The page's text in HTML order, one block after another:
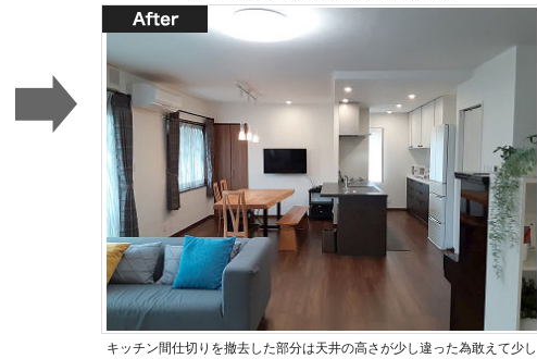
キッチン間仕切りを撤去した部分は天井の高さが少し違った為敢えて少し